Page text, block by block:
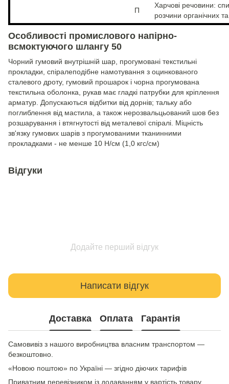
П
Харчові речовини:
розчини органічних
Особливості промислового напірно-
всмоктуючого шлангу 50
Чорний гумовий внутрішній шар, прогумовані текстильні
прокладки, спіралеподібне намотування з оцинкованого
сталевого дроту, гумовий прошарок і чорна прогумована
текстильна оболонка, рукав має гладкі патрубки для кріплення
арматур. Допускаються відбитки від дорнів; тальку або
поглиблення від мастила, а також нерозвальцьований шов без
розшарування і втягнутості від металевої спіралі. Міцність
зв'язку гумових шарів з прогумованими тканинними
прокладками - не менше 10 Н/см (1,0 кгс/см)
Відгуки
Додайте перший відгук
Написати відгук
Доставка Оплата Гарантія
Самовивіз з нашого виробництва власним транспортом —
безкоштовно.
«Новою поштою» по Україні — згідно діючих тарифів
Приватним перевізником із додаванням у вартість товару